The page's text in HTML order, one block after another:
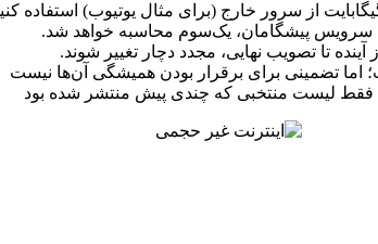
از سرور خارج (برای مثال یوتیوب) استفاده
تا تصویب نهایی، مجدد دچار تغییر شوند.
تضمینی برای برقرار بودن همیشگی آن‌ها نیست
فقط لیست منتخبی که چندی پیش منتشر شده بود